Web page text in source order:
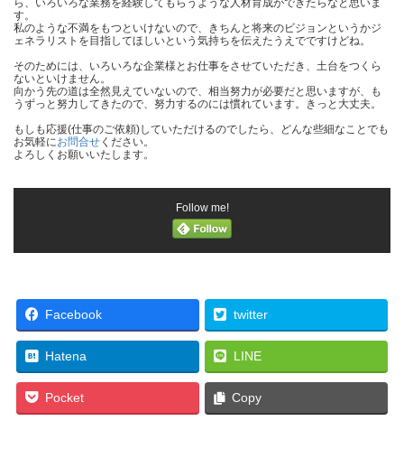
す。
私のような不満をもつといけないので、きちんと将来のビジョンというかジ
ェネラリストを目指してほしいという気持ちを伝えたうえでですけどね。
そのためには、いろいろな企業様とお仕事をさせていただき、土台をつくら
ないといけません。
向かう先の道は全然見えていないので、相当努力が必要だと思いますが、も
うずっと努力してきたので、努力するのには慣れています。きっと大丈夫。
もしも応援(仕事のご依頼)していただけるのでしたら、どんな些細なことでも
お気軽にお問合せ ください。
よろしくお願いいたします。
Follow me!
Facebook twitter
Hatena LINE
Pocket Copy